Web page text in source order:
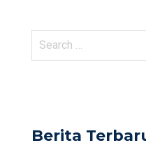
Search
Berita